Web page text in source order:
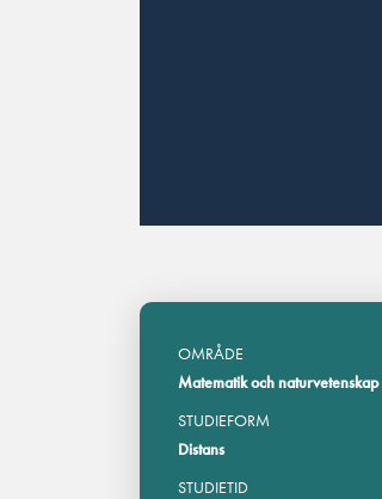
OMRÅDE
Matematik och naturvetenskap
STUDIEFORM
Distans
STUDIETID